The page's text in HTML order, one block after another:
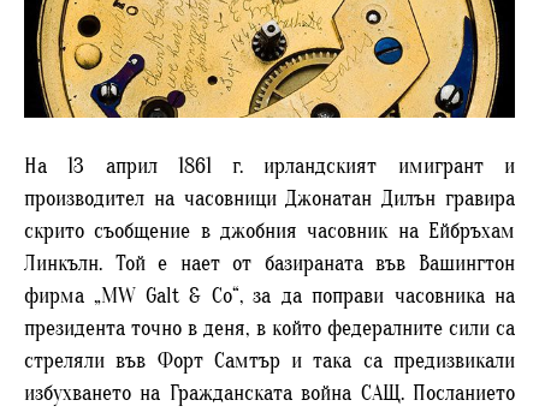
На 13 април 1861 г. ирландският имигрант и
производител на часовници Джонатан Дилън гравира
скрито съобщение в джобния часовник на Ейбръхам
Линкълн. Той е нает от базираната във Вашингтон
фирма „MW Galt & Co“, за да поправи часовника на
президента точно в деня, в който федералните сили са
стреляли във Форт Самтър и така са предизвикали
избухването на Гражданската война САЩ. Посланието